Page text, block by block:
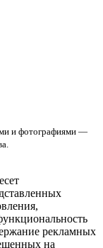
и фотографиями —
рекламных
на